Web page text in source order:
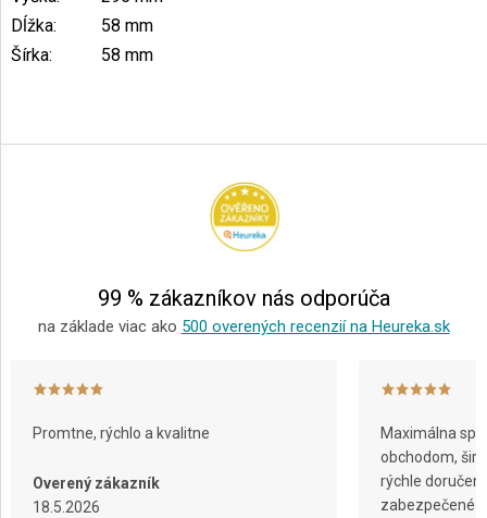
Dĺžka:
58 mm
Šírka: 58 mm
á
99 % zákazníkov nás odporúča
na základe viac ako 500 overených recenzií na Heureka.sk
Promtne, rýchlo a kvalitne
Overený zákazník
18.5.2026
Maximálna
obchodom,
rýchle
zabezpečené